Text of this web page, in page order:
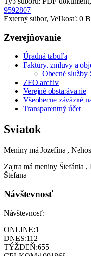
9592807
Externý súbor, Veľkosť: 0 B
Zverejňovanie
Úradná tabuľa
Faktúry, zmluvy a
Obecné služby
ZFO archiv
Verejné obstarávanie
Všeobecne záväzné
Transparentný účet
Sviatok
Meniny má Jozefína ,
Zajtra má meniny Štefánia ,
Štefana
Návštevnosť
Návštevnosť:
ONLINE:1
DNES:112
TÝŽDEŇ:655